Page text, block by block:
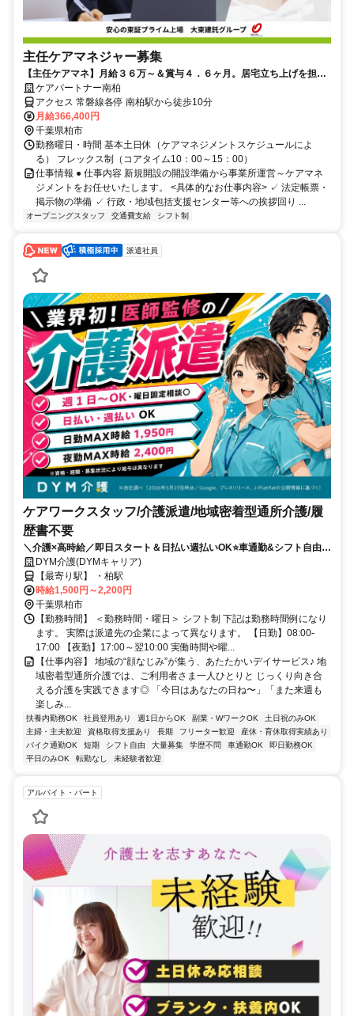
主任ケアマネジャー募集
【主任ケアマネ】月給３６万～＆賞与４．６ヶ月。居宅立ち上げを担う
即戦力リーダー
ケアパートナー南柏
アクセス 常磐線各停 南柏駅から徒歩10分
月給366,400円
千葉県柏市
勤務曜日・時間 基本土日休（ケアマネジメントスケジュールによ
る） フレックス制（コアタイム10：00～15：00）
仕事情報 ● 仕事内容 新規開設の開設準備から事業所運営～ケアマネ
ジメントをお任せいたします。 <具体的なお仕事内容> ✓ 法定帳票・
掲示物の準備 ✓ 行政・地域包括支援センター等への挨拶回り ...
オープニングスタッフ 交通費支給 シフト制
派遣社員
ケアワークスタッフ/介護派遣/地域密着型通所介護/履
歴書不要
＼介護×高時給／即日スタート＆日払い週払いOK⭐️車通勤&シフト自由⭐️
直接雇用サポート✨
DYM介護(DYMキャリア)
【最寄り駅】 ・柏駅
時給1,500円～2,200円
千葉県柏市
【勤務時間】 ＜勤務時間・曜日＞ シフト制 下記は勤務時間例になり
ます。 実際は派遣先の企業によって異なります。 【日勤】08:00-
17:00 【夜勤】17:00～翌10:00 実働時間や曜...
【仕事内容】 地域の“顔なじみ”が集う、あたたかいデイサービス♪ 地
域密着型通所介護では、ご利用者さま一人ひとりと じっくり向き合
える介護を実践できます◎ 「今日はあなたの日ね〜」「また来週も
楽しみ...
扶養内勤務OK 社員登用あり 週1日からOK 副業・WワークOK
土日祝のみOK
主婦・主夫歓迎
資格取得支援あり 長期 フリーター歓迎
産休・育休取得実績あり
バイク通勤OK
短期 シフト自由 大量募集 学歴不問 車通勤OK
即日勤務OK
平日のみOK
転勤なし 未経験者歓迎
アルバイト・パート